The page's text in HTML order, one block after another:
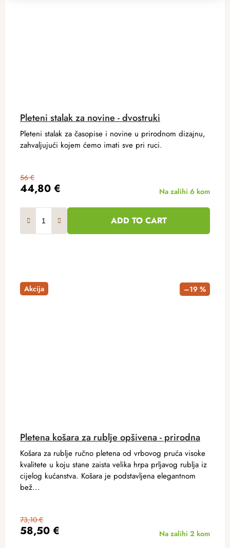
Pleteni stalak za novine - dvostruki
44,80 €
56 €
Na zalihi 6 kom
ADD TO CART
Pleteni stalak za časopise i novine u prirodnom dizajnu,
zahvaljujući kojem ćemo imati sve pri ruci.
Akcija –19 %
Pletena košara za rublje opšivena - prirodna
58,50 €
73,10 €
Na zalihi 2 kom
Košara za rublje ručno pletena od vrbovog pruća visoke
kvalitete u koju stane zaista velika hrpa prljavog rublja iz
cijelog kućanstva. Košara je podstavljena elegantnom
bež...